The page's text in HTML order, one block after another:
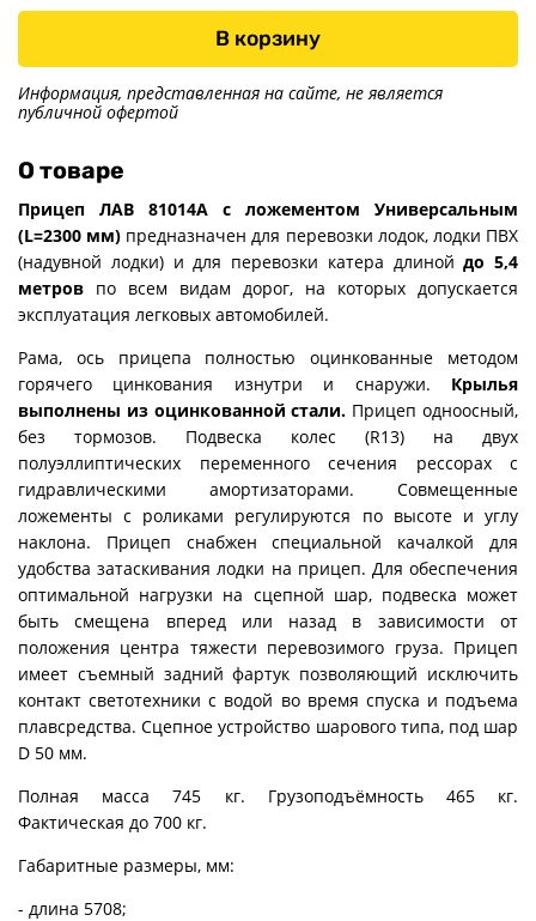
В корзину
Информация, представленная на сайте, не является
публичной офертой
О товаре
Прицеп ЛАВ 81014А с ложементом Универсальным
(L=2300 мм) предназначен для перевозки лодок, лодки ПВХ
(надувной лодки) и для перевозки катера длинойдо 5,4
метров по всем видам дорог, на которых допускается
эксплуатация легковых автомобилей.
Рама, ось прицепа полностью оцинкованные методом
горячего цинкования изнутри и снаружи. Крылья
выполнены из оцинкованной стали. Прицеп одноосный,
без тормозов. Подвеска колес (R13) на двух
полуэллиптических переменного сечения рессорах с
гидравлическими амортизаторами. Совмещенные
ложементы с роликами регулируются по высоте и углу
наклона. Прицеп снабжен специальной качалкой для
удобства затаскивания лодки на прицеп. Для обеспечения
оптимальной нагрузки на сцепной шар, подвеска может
быть смещена вперед или назад в зависимости от
положения центра тяжести перевозимого груза. Прицеп
имеет съемный задний фартук позволяющий исключить
контакт светотехники с водой во время спуска и подъема
плавсредства. Сцепное устройство шарового типа, под шар
D 50 мм.
Полная масса 745 кг. Грузоподъёмность 465 кг.
Фактическая до 700 кг.
Габаритные размеры, мм:
- длина 5708;